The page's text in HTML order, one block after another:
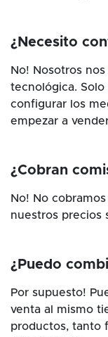
¿Necesito
No! Nosotros
tecnológica.
configurar los
empezar a
¿Cobran
No! No
nuestros precios
¿Puedo
Por supuesto!
venta al mismo
productos, tanto